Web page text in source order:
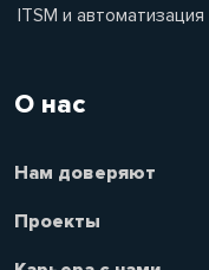
ITSM и автоматизация
О нас
Нам доверяют
Проекты